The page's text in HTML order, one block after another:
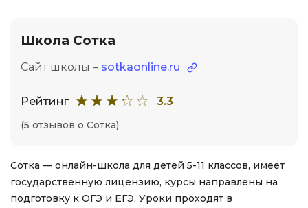
Школа Сотка
Сайт школы – sotkaonline.ru
Рейтинг 3.3
(5 отзывов о Сотка)
Сотка — онлайн-школа для детей 5-11 классов, имеет
государственную лицензию, курсы направлены на
подготовку к ОГЭ и ЕГЭ. Уроки проходят в